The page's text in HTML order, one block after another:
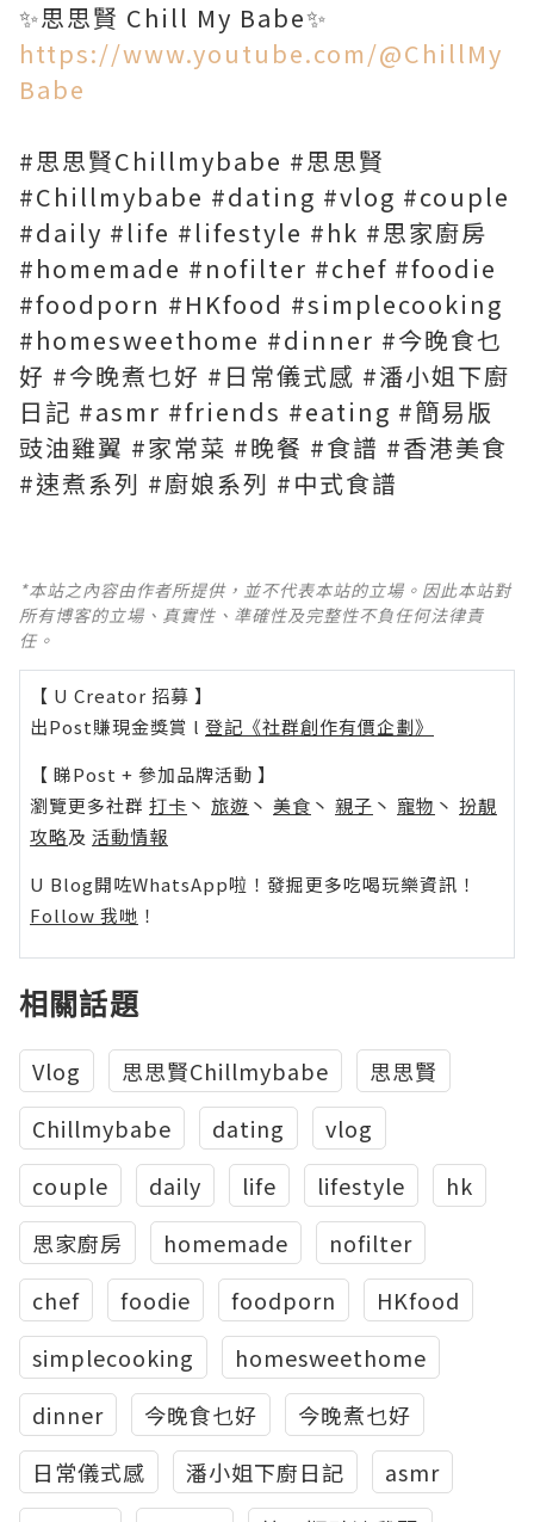
https://www.youtube.com/@ChillMy
Babe
#思思賢Chillmybabe #思思賢
#Chillmybabe #dating #vlog #couple
#daily #life #lifestyle #hk #思家廚房
#homemade #nofilter #chef #foodie
#foodporn #HKfood #simplecooking
#homesweethome #dinner #今晚食乜
好 #今晚煮乜好 #日常儀式感 #潘小姐下廚
日記 #asmr #friends #eating #簡易版
豉油雞翼 #家常菜 #晚餐 #食譜 #香港美食
#速煮系列 #廚娘系列 #中式食譜
*本站之內容由作者所提供，並不代表本站的立場。因此本站對
所有博客的立場、真實性、準確性及完整性不負任何法律責
任。
【 U Creator 招募 】
出Post賺現金獎賞 l 登記《社群創作有價企劃》
【 睇Post + 參加品牌活動 】
瀏覽更多社群 打卡 丶 旅遊 丶 美食 丶 親子 丶 寵物 丶 扮靚
攻略及 活動情報
U Blog開咗WhatsApp啦！發掘更多吃喝玩樂資訊！
Follow 我哋 ！
相關話題
Vlog 思思賢Chillmybabe
思思賢
Chillmybabe
dating
vlog
couple
daily life lifestyle
hk
思家廚房
homemade
nofilter
chef
foodie foodporn
HKfood
simplecooking
homesweethome
dinner
今晚食乜好
今晚煮乜好
日常儀式感
潘小姐下廚日記
asmr